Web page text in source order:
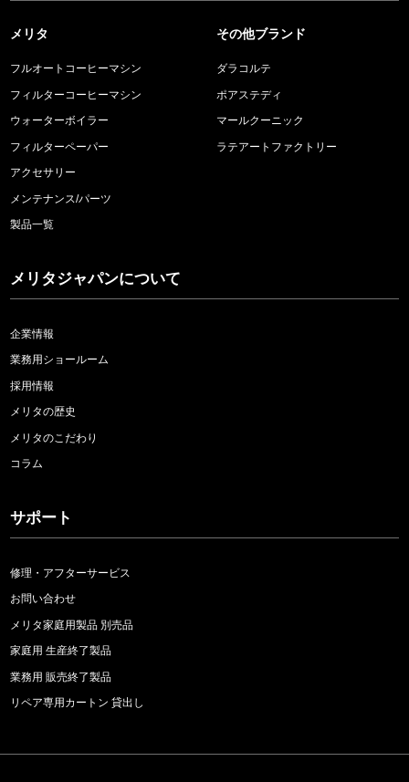
メリタ
フルオートコーヒーマシン
フィルターコーヒーマシン
ウォーターボイラー
フィルターペーパー
アクセサリー
メンテナンス/パーツ
製品一覧
その他ブランド
ダラコルテ
ポアステディ
マールクーニック
ラテアートファクトリー
メリタジャパンについて
企業情報
業務用ショールーム
採用情報
メリタの歴史
メリタのこだわり
コラム
サポート
修理・アフターサービス
お問い合わせ
メリタ家庭用製品 別売品
家庭用 生産終了製品
業務用 販売終了製品
リペア専用カートン 貸出し